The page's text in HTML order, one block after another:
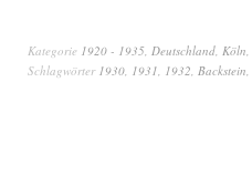
Kategorie 1920 - 1935 Deutschland Köln
Schlagwörter 1930 1931 1932 Backstein